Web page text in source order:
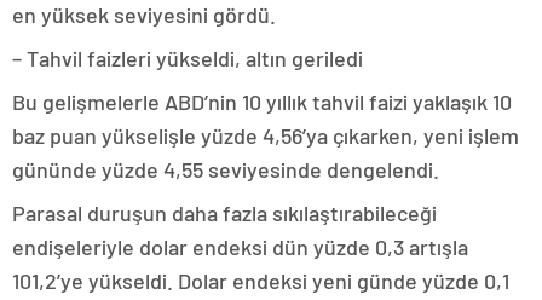
en yüksek seviyesini gördü.
– Tahvil faizleri yükseldi, altın geriledi
Bu gelişmelerle ABD’nin 10 yıllık tahvil faizi yaklaşık 10
baz puan yükselişle yüzde 4,56’ya çıkarken, yeni işlem
gününde yüzde 4,55 seviyesinde dengelendi.
Parasal duruşun daha fazla sıkılaştırabileceği
endişeleriyle dolar endeksi dün yüzde 0,3 artışla
101,2’ye yükseldi. Dolar endeksi yeni günde yüzde 0,1